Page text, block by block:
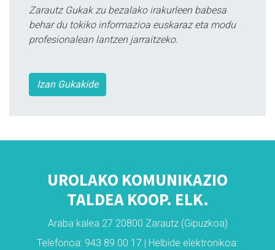
Zarautz Gukak zu bezalako irakurleen babesa
behar du tokiko informazioa euskaraz eta modu
profesionalean lantzen jarraitzeko.
Izan Gukakide
UROLAKO KOMUNIKAZIO
TALDEA KOOP. ELK.
Araba kalea 27 20800 Zarautz (Gipuzkoa)
Telefonoa: 943 89 00 17 | Helbide elektronikoa: